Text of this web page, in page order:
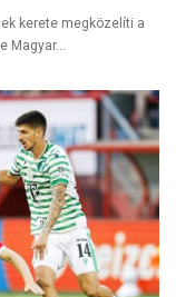
kerete megközelíti a
Magyar...